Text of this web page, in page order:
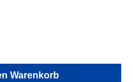
Wert ein
Warenkorb